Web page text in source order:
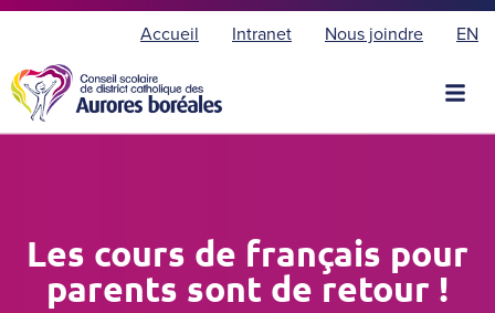
Accueil Intranet Nous joindre EN
i
Les cours de français pour
parents sont de retour !